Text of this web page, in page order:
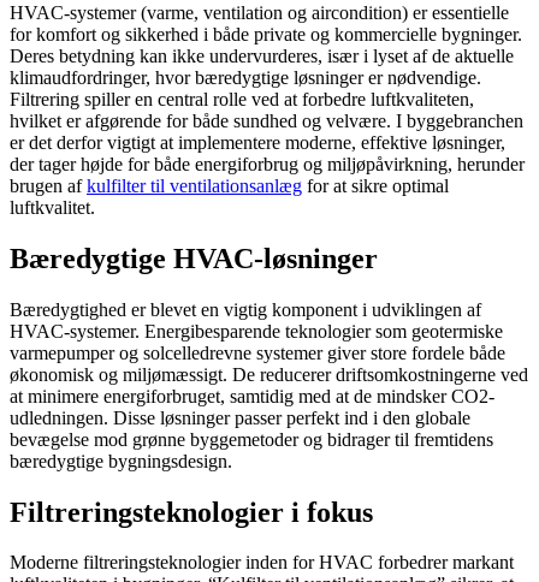
HVAC-systemer (varme, ventilation og aircondition) er essentielle
for komfort og sikkerhed i både private og kommercielle bygninger.
Deres betydning kan ikke undervurderes, især i lyset af de aktuelle
klimaudfordringer, hvor bæredygtige løsninger er nødvendige.
Filtrering spiller en central rolle ved at forbedre luftkvaliteten,
hvilket er afgørende for både sundhed og velvære. I byggebranchen
er det derfor vigtigt at implementere moderne, effektive løsninger,
der tager højde for både energiforbrug og miljøpåvirkning, herunder
brugen afkulfilter til ventilationsanlæg for at sikre optimal
luftkvalitet.
Bæredygtige HVAC-løsninger
Bæredygtighed er blevet en vigtig komponent i udviklingen af
HVAC-systemer. Energibesparende teknologier som geotermiske
varmepumper og solcelledrevne systemer giver store fordele både
økonomisk og miljømæssigt. De reducerer driftsomkostningerne ved
at minimere energiforbruget, samtidig med at de mindsker CO2-
udledningen. Disse løsninger passer perfekt ind i den globale
bevægelse mod grønne byggemetoder og bidrager til fremtidens
bæredygtige bygningsdesign.
Filtreringsteknologier i fokus
Moderne filtreringsteknologier inden for HVAC forbedrer markant